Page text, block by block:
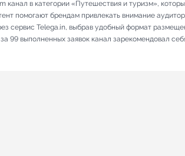
канал в категории «Путешествия и туризм»,
помогают брендам привлекать внимание
сервис Telega.in, выбрав удобный формат
99 выполненных заявок канал зарекомендовал